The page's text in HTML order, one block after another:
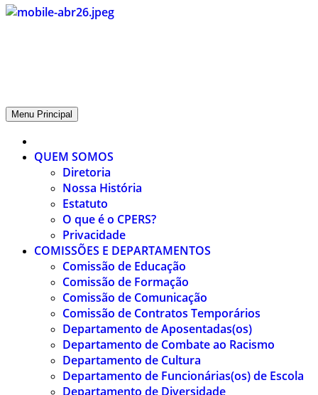
CPERS – Sindicato
CPERS – Sindicato dos Professores e Funcionários de escola do
Menu Principal
QUEM SOMOS
Diretoria
Nossa História
Estatuto
O que é o CPERS?
Privacidade
COMISSÕES E DEPARTAMENTOS
Comissão de Educação
Comissão de Formação
Comissão de Comunicação
Comissão de Contratos Temporários
Departamento de Aposentadas(os)
Departamento de Combate ao Racismo
Departamento de Cultura
Departamento de Funcionárias(os) de Escola
Departamento de Diversidade